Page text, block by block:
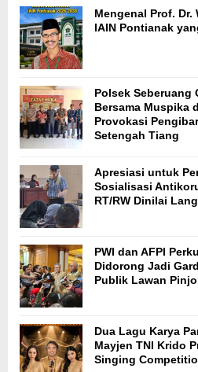
Mengenal Prof. Dr.
IAIN Pontianak
Polsek Seberuang
Bersama Muspika
Provokasi
Setengah Tiang
Apresiasi untuk
Sosialisasi
RT/RW Dinilai
PWI dan AFPI
Didorong Jadi
Publik Lawan
Dua Lagu Karya
Mayjen TNI Krido
Singing